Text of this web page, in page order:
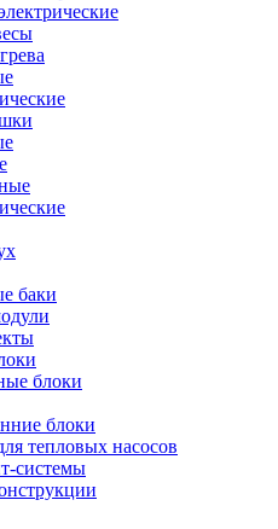
баки
блоки
блоки
тепловых насосов
системы